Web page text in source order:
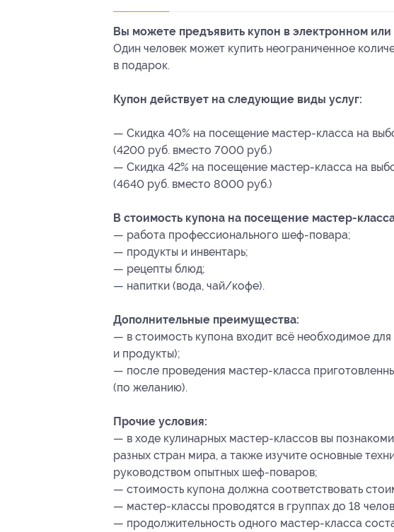
Вы можете предъявить купон в электронном или
Один человек может купить неограниченное
в подарок.
Купон действует на следующие виды услуг:
— Скидка 40% на посещение мастер-класса на
(4200 руб. вместо 7000 руб.)
— Скидка 42% на посещение мастер-класса на
(4640 руб. вместо 8000 руб.)
В стоимость купона на посещение мастер-
— работа профессионального шеф-повара;
— продукты и инвентарь;
— рецепты блюд;
— напитки (вода, чай/кофе).
Дополнительные преимущества:
— в стоимость купона входит всё необходимое
и продукты);
— после проведения мастер-класса
(по желанию).
Прочие условия:
— в ходе кулинарных мастер-классов вы
разных стран мира, а также изучите основные
руководством опытных шеф-поваров;
— стоимость купона должна соответствовать
— мастер-классы проводятся в группах до 18
— продолжительность одного мастер-класса